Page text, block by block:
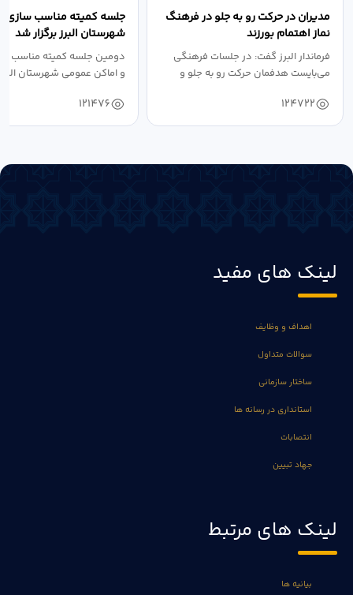
مدیران در حرکت رو به جلو در فرهنگ
نماز اهتمام بورزند
فرماندار البرز گفت: در جلسات فرهنگی
می‌بایست هدفمان حرکت رو به جلو و
124722
جلسه کمیته مناسب سازی
شهرستان البرز برگزار شد
دومین جلسه کمیته مناسب
و اماکن عمومی شهرستان
121476
لینک های مفید
اهداف و وظایف
سوالات متداول
ساختار سازمانی
استانداری در رسانه ها
انتصابات
جهاد تبیین
لینک های مرتبط
بیانیه ها